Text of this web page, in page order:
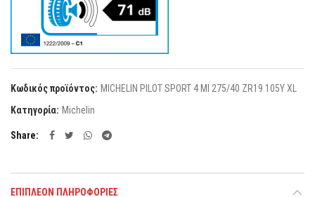
Κωδικός προϊόντος: MICHELIN PILOT SPORT 4 MI 275/40 ZR19 105Y XL
Κατηγορία: Michelin
Share
ΕΠΙΠΛΈΟΝ ΠΛΗΡΟΦΟΡΊΕΣ